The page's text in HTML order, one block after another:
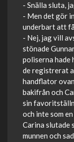
- Snälla sluta,
- Men det gör
underbart att få
- Nej, jag vill
stönade
poliserna hade
de registrerat
handflator
bakifrån och
sin
och inte som
Carina slutade
munnen och